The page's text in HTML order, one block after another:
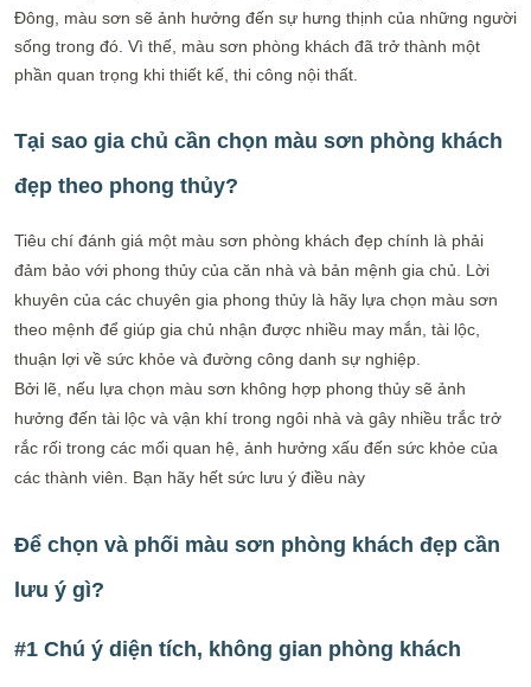
Đông, màu sơn sẽ ảnh hưởng đến sự hưng thịnh của những người
sống trong đó. Vì thế, màu sơn phòng khách đã trở thành một
phần quan trọng khi thiết kế, thi công nội thất.
Tại sao gia chủ cần chọn màu sơn phòng khách
đẹp theo phong thủy?
Tiêu chí đánh giá một màu sơn phòng khách đẹp chính là phải
đảm bảo với phong thủy của căn nhà và bản mệnh gia chủ. Lời
khuyên của các chuyên gia phong thủy là hãy lựa chọn màu sơn
theo mệnh để giúp gia chủ nhận được nhiều may mắn, tài lộc,
thuận lợi về sức khỏe và đường công danh sự nghiệp.
Bởi lẽ, nếu lựa chọn màu sơn không hợp phong thủy sẽ ảnh
hưởng đến tài lộc và vận khí trong ngôi nhà và gây nhiều trắc trở
rắc rối trong các mối quan hệ, ảnh hưởng xấu đến sức khỏe của
các thành viên. Bạn hãy hết sức lưu ý điều này
Để chọn và phối màu sơn phòng khách đẹp cần
lưu ý gì?
#1 Chú ý diện tích, không gian phòng khách